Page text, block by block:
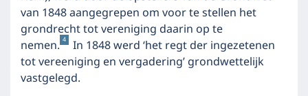
van 1848 aangegrepen om voor te stellen het
grondrecht tot vereniging daarin op te
nemen. 4
In 1848 werd ‘het regt der ingezetenen
tot vereeniging en vergadering’ grondwettelijk
vastgelegd.